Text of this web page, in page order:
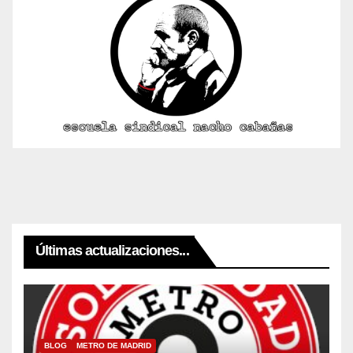
Últimas actualizaciones...
BLOG METRO DE MADRID